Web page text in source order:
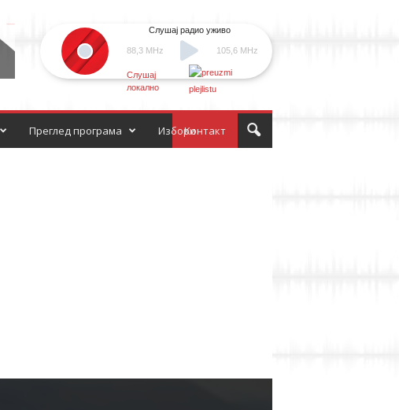
88,3 MHz
Слушај радио уживо
105,6 MHz
Слушај
локално
Контакт
Преглед програма Избори